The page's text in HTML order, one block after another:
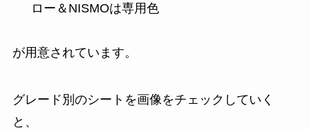
ロー＆NISMOは専用色
が用意されています。
グレード別のシートを画像をチェックしていく
と、